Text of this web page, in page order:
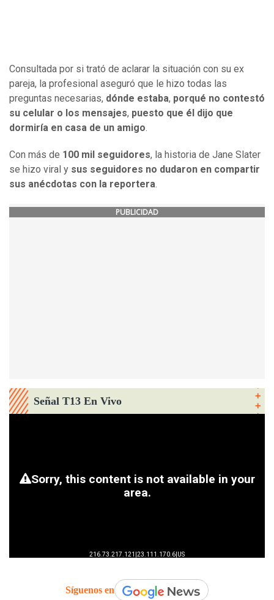
Consultada por si trató de aclarar la situación con su ex
pareja, la profesional aseguró que le hizo todas las
preguntas necesarias, dónde estaba, porqué no contestó
su celular o los mensajes, puesto que él dijo que
dormiría en casa de un amigo
Con más de 100 mil seguidores, la historia de Jane Slater
se hizo viral y sus seguidores no dudaron en compartir
sus anécdotas con la reportera
PUBLICIDAD
Señal T13 En Vivo
Síguenos en